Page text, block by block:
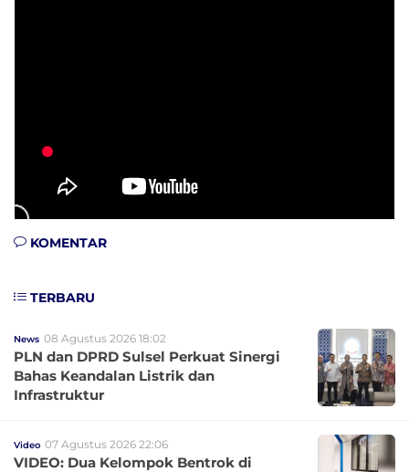
KOMENTAR
TERBARU
News 08 Agustus 2026 18:02
PLN dan DPRD Sulsel Perkuat Sinergi
Bahas Keandalan Listrik dan
Infrastruktur
Video 07 Agustus 2026 22:06
VIDEO: Dua Kelompok Bentrok di